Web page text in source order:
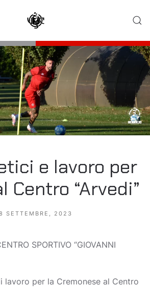
e lavoro per
Centro “Arvedi”
SETTEMBRE, 2023
SPORTIVO “GIOVANNI
lavoro per la Cremonese al Centro